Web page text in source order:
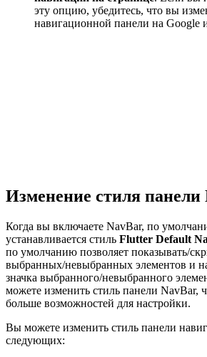
эту опцию, убедитесь, что вы
навигационной панели на Google
Изменение стиля панели
Когда вы включаете NavBar, по
устанавливается стиль Flutter Default
по умолчанию позволяет показывать/
выбранных/невыбранных элементов и
значка выбранного/невыбранного
можете изменить стиль панели NavBar,
больше возможностей для настройки.
Вы можете изменить стиль панели
следующих: